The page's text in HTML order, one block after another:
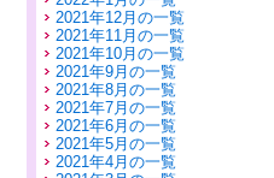
2021年12月の一覧
2021年11月の一覧
2021年10月の一覧
2021年9月の一覧
2021年8月の一覧
2021年7月の一覧
2021年6月の一覧
2021年5月の一覧
2021年4月の一覧